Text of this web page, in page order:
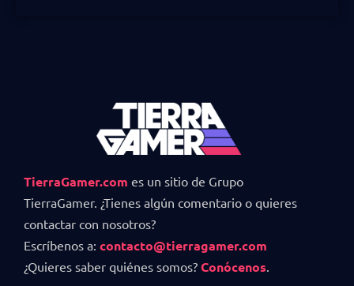
TierraGamer.com es un sitio de Grupo
TierraGamer. ¿Tienes algún comentario o quieres
contactar con nosotros?
Escríbenos a: contacto@tierragamer.com
¿Quieres saber quiénes somos? Conócenos.